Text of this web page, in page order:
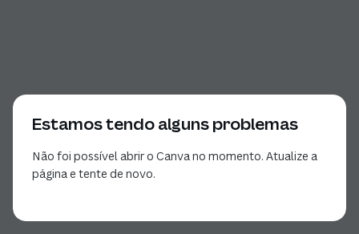
Estamos tendo alguns problemas
Não foi possível abrir o Canva no momento. Atualize a
página e tente de novo.